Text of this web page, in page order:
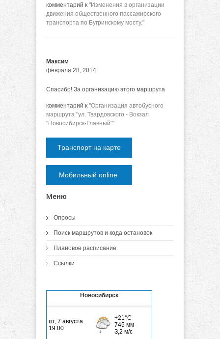
комментарий к "Изменения в организации
движения общественного пассажирского
транспорта по Бугринскому мосту."
Максим
февраля 28, 2014
Спасибо! За организацию этого маршрута
комментарий к "Организация автобусного
маршрута "ул. Твардовского - Вокзал
"Новосибирск-Главный""
Транспорт на карте
Мобильный online
Меню
Опросы
Поиск маршрутов и кода остановок
Плановое расписание
Ссылки
Новосибирск